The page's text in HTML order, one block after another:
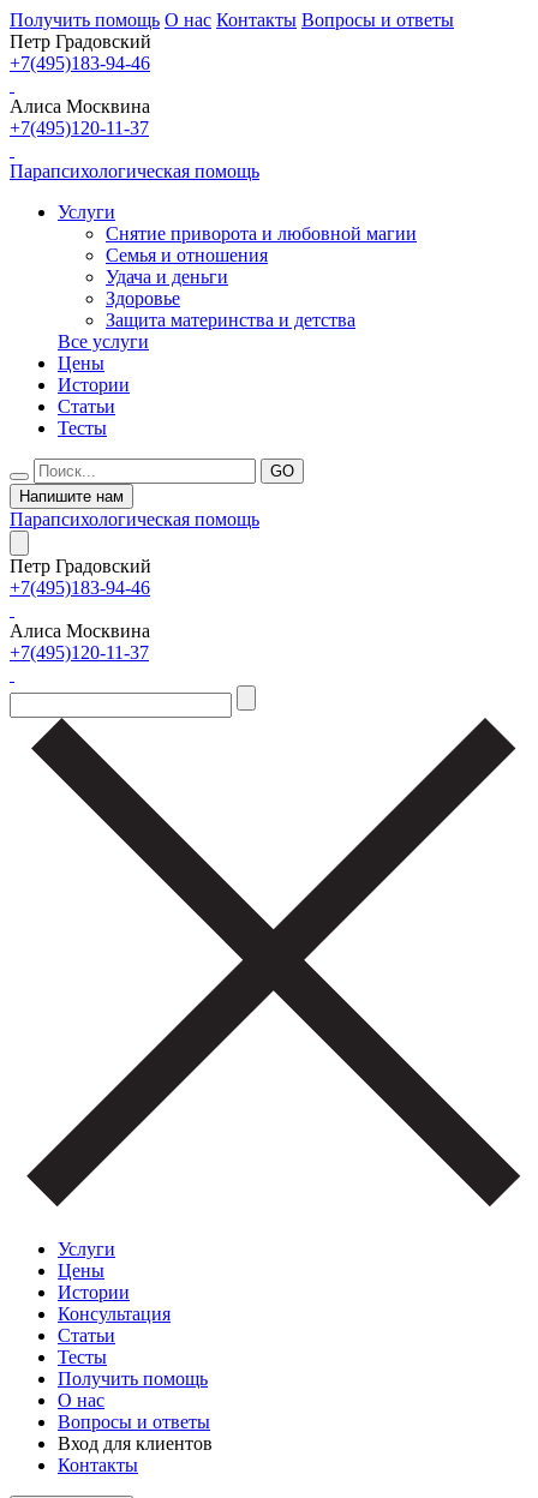
Получить помощь О нас Контакты Вопросы и ответы
Петр Градовский
+7(495)183-94-46
Алиса Москвина
+7(495)120-11-37
Парапсихологическая помощь
Услуги
Снятие приворота и любовной магии
Семья и отношения
Удача и деньги
Здоровье
Защита материнства и детства
Все услуги
Цены
Истории
Статьи
Тесты
Напишите нам
Парапсихологическая помощь
Петр Градовский
+7(495)183-94-46
Алиса Москвина
+7(495)120-11-37
Услуги
Цены
Истории
Консультация
Статьи
Тесты
Получить помощь
О нас
Вопросы и ответы
Вход для клиентов
Контакты